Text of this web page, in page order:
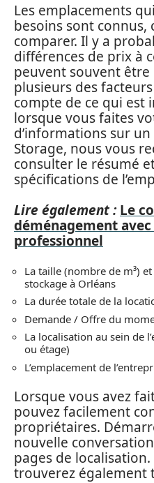
Les emplacements
besoins sont connus,
comparer. Il y a
différences de prix à
peuvent souvent
plusieurs des
compte de ce qui
lorsque vous faites
d’informations sur
Storage, nous vous
consulter le résumé
spécifications de
Lire également : Le
déménagement
professionnel
La taille (nombre de m³)
stockage à Orléans
La durée totale de la
Demande / Offre du
La localisation au sein de
ou étage)
L’emplacement de
Lorsque vous avez
pouvez facilement
propriétaires.
nouvelle
pages de
trouverez également